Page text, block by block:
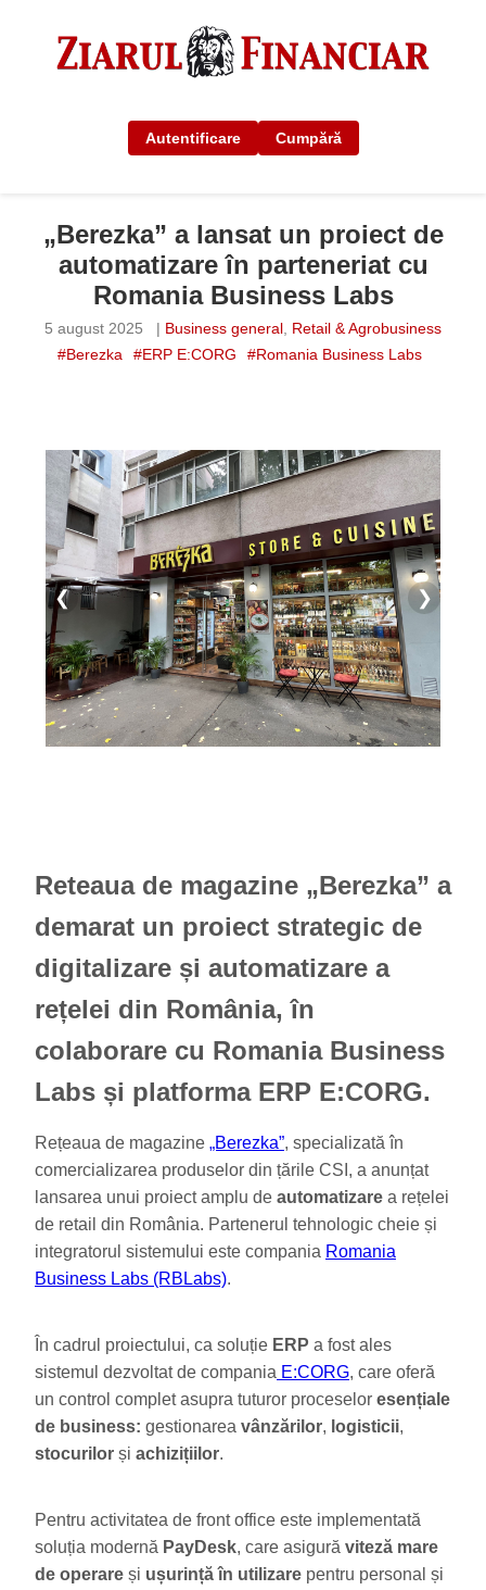
Autentificare Cumpără
„Berezka” a lansat un proiect de
automatizare în parteneriat cu
Romania Business Labs
5 august 2025 | Business general, Retail & Agrobusiness
#Berezka
#ERP E:CORG #Romania Business Labs
❮ ❯
Reteaua de magazine „Berezka” a
demarat un proiect strategic de
digitalizare și automatizare a
rețelei din România, în
colaborare cu Romania Business
Labs și platforma ERP E:CORG.
Rețeaua de magazine „Berezka”, specializată în
comercializarea produselor din țările CSI, a anunțat
lansarea unui proiect amplu de automatizare a rețelei
de retail din România. Partenerul tehnologic cheie și
integratorul sistemului este compania Romania
Business Labs (RBLabs).
În cadrul proiectului, ca soluție ERP a fost ales
sistemul dezvoltat de compania E:CORG, care oferă
un control complet asupra tuturor proceselor esențiale
de business: gestionarea vânzărilor, logisticii,
stocurilor și achizițiilor.
Pentru activitatea de front office este implementată
soluția modernă PayDesk, care asigură viteză mare
de operare și ușurință în utilizare pentru personal și